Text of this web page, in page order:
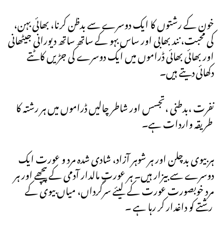
،خون کے رشتوں کا ایک دوسرے سے بدظن کرنا، بھائی بہن
کی محبت، نند بھابی اور ساس بہو کے ساتھ ساتھ دیورانی جیٹھانی
اور بھائی بھائی ڈراموں میں ایک دوسرے کی جڑیں کاٹتے
دکھائی دیتے ہیں۔
نفرت ،بدطنی ،تجسس اور شاطر چالیں ڈراموں میں ہر رشتہ کا
ہر بیوی بدچلن اور ہر شوہر آزاد، شادی شدہ مرد و عورت ایک
دوسرے سے بیزار ہیں۔ ہر عورت مالدار آدمی کے پیچھے اور ہر
مرد خوبصورت عورت کے لیئے سرگرداں، میاں بیوی کے